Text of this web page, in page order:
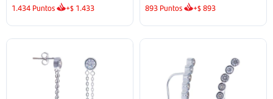
1.434 Puntos +$ 1.433 893 Puntos +$893